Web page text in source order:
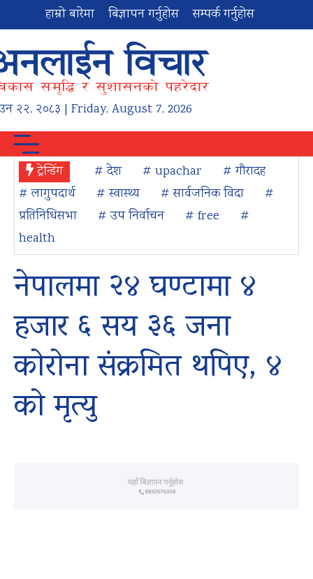
हाम्रो बारेमा बिज्ञापन गर्नुहोस सम्पर्क गर्नुहोस
२२, २०८३ | Friday, August 7, 2026
ट्रेन्डिंग # देश # upachar
# गौरादह
# लागुपदार्थ
# स्वास्थ्य # सार्वजनिक विदा
#
प्रतिनिधिसभा
# उप निर्वाचन # free
#
health
नेपालमा २४ घण्टामा ४
हजार ६ सय ३६ जना
कोरोना संक्रमित थपिए, ४
को मृत्यु